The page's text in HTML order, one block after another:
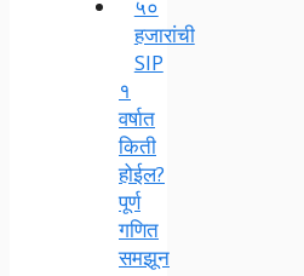
५०
हजारांची
SIP
१
वर्षात
किती
होईल?
पूर्ण
गणित
समझून